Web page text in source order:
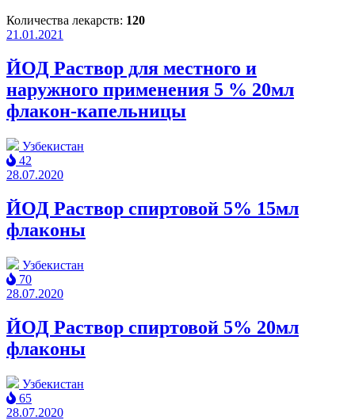
Количества лекарств: 120
21.01.2021
ЙОД Раствор для местного и
наружного применения 5 % 20мл
флакон-капельницы
Узбекистан
42
28.07.2020
ЙОД Раствор спиртовой 5% 15мл
флаконы
Узбекистан
70
28.07.2020
ЙОД Раствор спиртовой 5% 20мл
флаконы
Узбекистан
65
28.07.2020